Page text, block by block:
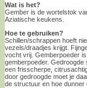
Wat is het?
Gember is de wortelstok
Aziatische keukens.
Hoe te gebruiken?
Schillen/schrappen hoeft
vezels/draadjes krijgt.
vocht vrij. Gemberpoeder
gemberpoeder.
een frisscherpe,
door gedroogde moet je
de structuur en hoe dunner